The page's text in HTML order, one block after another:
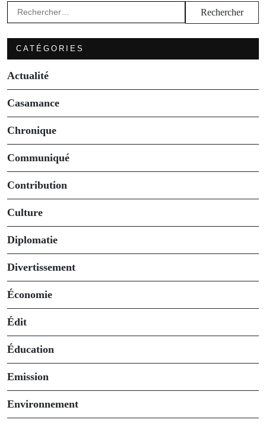
Rechercher :
CATÉGORIES
Actualité
Casamance
Chronique
Communiqué
Contribution
Culture
Diplomatie
Divertissement
Économie
Édit
Éducation
Emission
Environnement